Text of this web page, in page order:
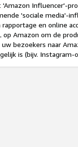
'Amazon Influencer'-
'sociale media'-
rapportage en online
op Amazon om de
uw bezoekers naar
is (bijv. Instagram-